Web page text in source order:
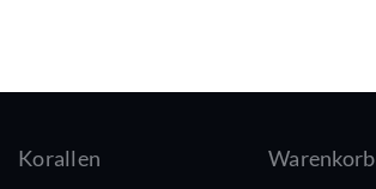
Korallen
Warenkorb